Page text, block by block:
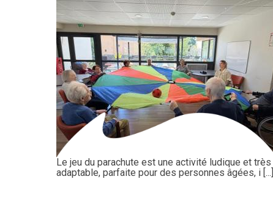
Le jeu du parachute est une activité ludique et très
adaptable, parfaite pour des personnes âgées, i [...]